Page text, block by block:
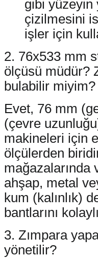
gibi yüzeyin
çizilmesini
işler için
2. 76x533 mm
ölçüsü müdür?
bulabilir miyim?
Evet, 76 mm
(çevre
makineleri için
ölçülerden
mağazalarında
ahşap, metal
kum (kalınlık)
bantlarını
3. Zımpara
yönetilir?